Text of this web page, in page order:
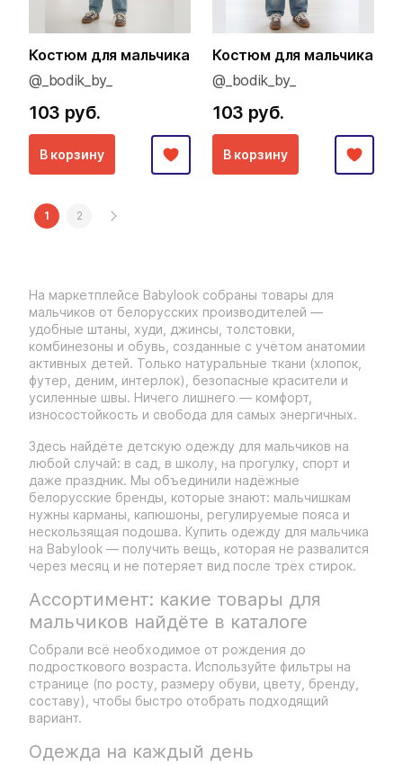
Костюм для мальчика
@_bodik_by_
103 руб.
В корзину
Костюм для мальчика
@_bodik_by_
103 руб.
В корзину
1 2
На маркетплейсе Babylook собраны товары для
мальчиков от белорусских производителей —
удобные штаны, худи, джинсы, толстовки,
комбинезоны и обувь, созданные с учётом анатомии
активных детей. Только натуральные ткани (хлопок,
футер, деним, интерлок), безопасные красители и
усиленные швы. Ничего лишнего — комфорт,
износостойкость и свобода для самых энергичных.
Здесь найдёте детскую одежду для мальчиков на
любой случай: в сад, в школу, на прогулку, спорт и
даже праздник. Мы объединили надёжные
белорусские бренды, которые знают: мальчишкам
нужны карманы, капюшоны, регулируемые пояса и
нескользящая подошва. Купить одежду для мальчика
на Babylook — получить вещь, которая не развалится
через месяц и не потеряет вид после трёх стирок.
Ассортимент: какие товары для
мальчиков найдёте в каталоге
Собрали всё необходимое от рождения до
подросткового возраста. Используйте фильтры на
странице (по росту, размеру обуви, цвету, бренду,
составу), чтобы быстро отобрать подходящий
вариант.
Одежда на каждый день